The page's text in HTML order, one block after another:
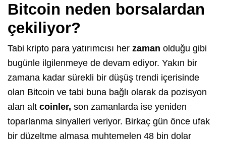
Bitcoin neden borsalardan
çekiliyor?
Tabi kripto para yatırımcısı her zaman olduğu gibi
bugünle ilgilenmeye de devam ediyor. Yakın bir
zamana kadar sürekli bir düşüş trendi içerisinde
olan Bitcoin ve tabi buna bağlı olarak da pozisyon
alan alt coinler, son zamanlarda ise yeniden
toparlanma sinyalleri veriyor. Birkaç gün önce ufak
bir düzeltme almasa muhtemelen 48 bin dolar